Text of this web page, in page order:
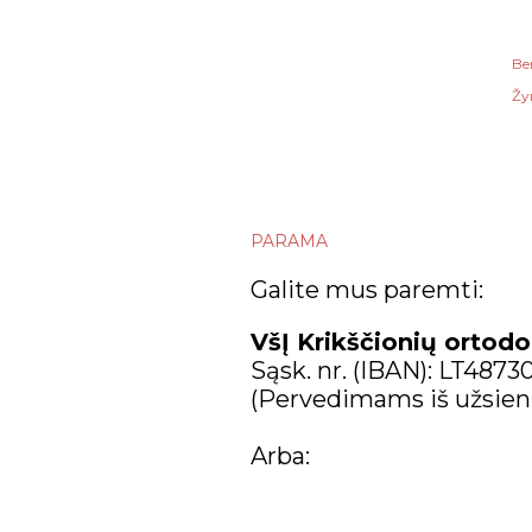
PARAMA
Galite mus paremti:
VšĮ Krikščionių
Sąsk. nr. (IBAN):
(Pervedimams iš
Arba: